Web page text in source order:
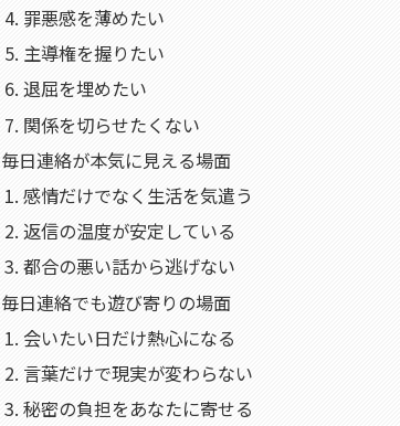
罪悪感を薄めたい
主導権を握りたい
退屈を埋めたい
関係を切らせたくない
毎日連絡が本気に見える場面
感情だけでなく生活を気遣う
返信の温度が安定している
都合の悪い話から逃げない
毎日連絡でも遊び寄りの場面
会いたい日だけ熱心になる
言葉だけで現実が変わらない
秘密の負担をあなたに寄せる